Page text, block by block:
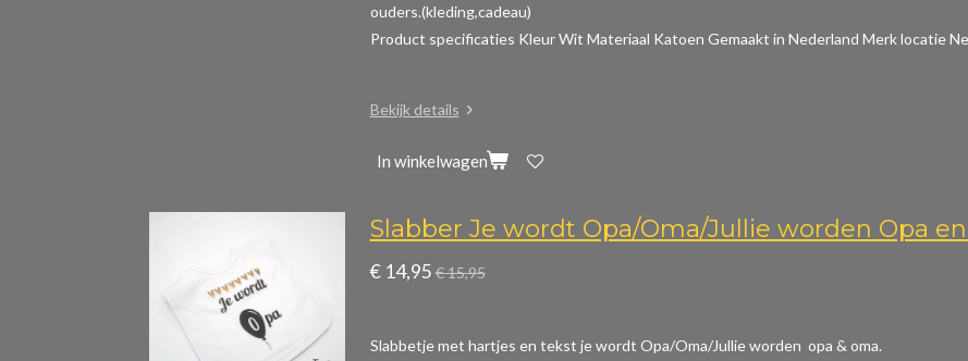
ouders.(kleding,cadeau)
Product specificaties Kleur Wit Materiaal Katoen Gemaakt in Nederland Merk locatie
Bekijk details
In winkelwagen
Slabber Je wordt Opa/Oma/Jullie worden Opa
€ 14,95 € 15,95
Slabbetje met hartjes en tekst je wordt Opa/Oma/Jullie worden opa & oma.